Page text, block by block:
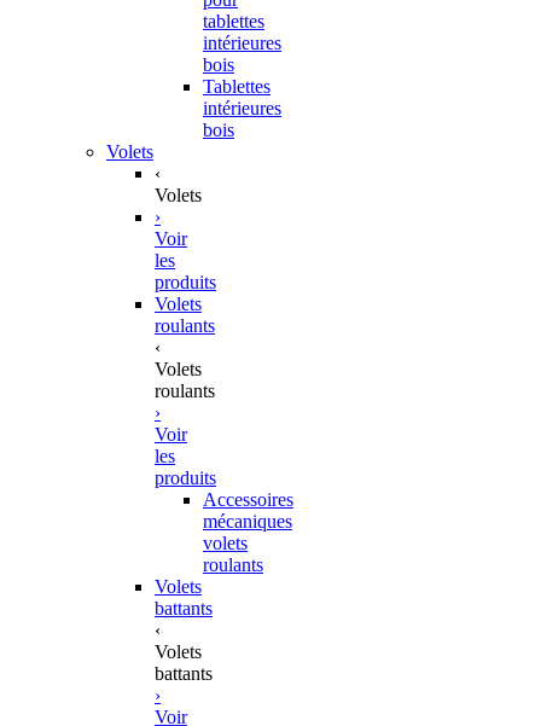
tablettes
intérieures
bois
Tablettes
intérieures
bois
Volets
‹
Volets
›
Voir
les
produits
Volets
roulants
‹
Volets
roulants
›
Voir
les
produits
Accessoires
mécaniques
volets
roulants
Volets
battants
‹
Volets
battants
›
Voir